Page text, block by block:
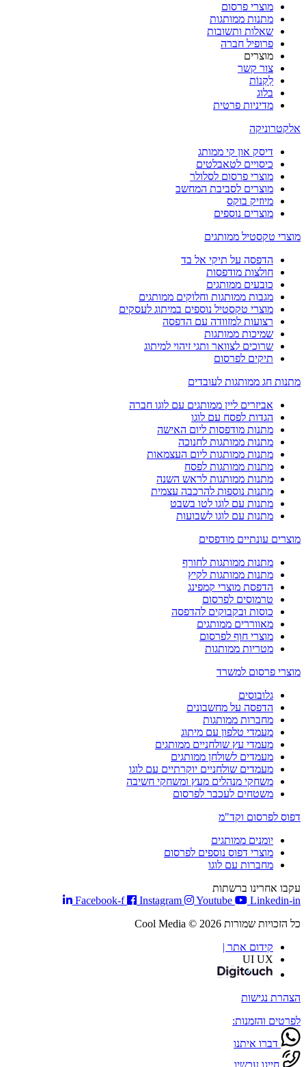
מוצרי פרסום
מתנות ממותגות
שאלות ותשובות
פרופיל חברה
מוצרים
צור קשר
לִקְנוֹת
בלוג
מדיניות פרטית
אלקטרוניקה
דיסק און קי ממותג
כיסויים לטאבלטים
מוצרי פרסום לסלולר
מוצרים לסביבת המחשב
מיוזיק בוקס
מוצרים נוספים
מוצרי טקסטיל ממותגים
הדפסה על תיקי אל בד
חולצות מודפסות
כובעים ממותגים
מגבות ממותגות וחלוקים ממותגים
מוצרי טקסטיל נוספים במיתוג לעסקים
רצועות למזוודה עם הדפסה
שמיכות ממותגות
שרוכים לצוואר ותגי זיהוי למיתוג
תיקים לפרסום
מתנות חג ממותגות לעובדים
אביזרים ליין ממותגים עם לוגו חברה
הגדות לפסח עם לוגו
מתנות מודפסות ליום האישה
מתנות ממותגות לחנוכה
מתנות ממותגות ליום העצמאות
מתנות ממותגות לפסח
מתנות ממותגות לראש השנה
מתנות נוספות להרכבה עצמית
מתנות עם לוגו לטו בשבט
מתנות עם לוגו לשבועות
מוצרים עונתיים מודפסים
מתנות ממותגות לחורף
מתנות ממותגות לקיץ
הדפסת מוצרי קמפינג
טרמוסים לפרסום
כוסות ובקבוקים להדפסה
מאווררים ממותגים
מוצרי חוף לפרסום
מטריות ממותגות
מוצרי פרסום למשרד
גלובוסים
הדפסה על מחשבונים
מחברות ממותגות
מעמדי טלפון עם מיתוג
מעמדי עץ שולחניים ממותגים
מעמדים לשולחן ממותגים
מעמדים שולחניים יוקרתיים עם לוגו
משחקי מנהלים מעץ ומשחקי חשיבה
משטחים לעכבר לפרסום
דפוס לפרסום וקד"מ
יומנים ממותגים
מוצרי דפוס נוספים לפרסום
מחברות עם לוגו
עקבו אחרינו ברשתות
Facebook-f
Instagram Youtube
Linkedin-in
כל הזכויות שמורות Cool Media © 2026
קידום אתר |
UI UX
הצהרת נגישות
לפרטים והזמנות:
דברו איתנו
חייגו עכשיו